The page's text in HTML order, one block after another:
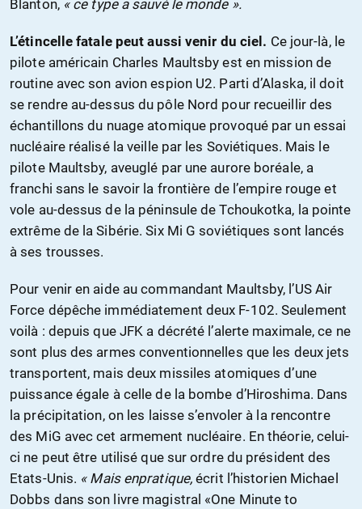
Blanton, « ce type a sauvé le monde ».
L’étincelle fatale peut aussi venir du ciel. Ce jour-là, le
pilote américain Charles Maultsby est en mission de
routine avec son avion espion U2. Parti d’Alaska, il doit
se rendre au-dessus du pôle Nord pour recueillir des
échantillons du nuage atomique provoqué par un essai
nucléaire réalisé la veille par les Soviétiques. Mais le
pilote Maultsby, aveuglé par une aurore boréale, a
franchi sans le savoir la frontière de l’empire rouge et
vole au-dessus de la péninsule de Tchoukotka, la pointe
extrême de la Sibérie. Six Mi G soviétiques sont lancés
à ses trousses.
Pour venir en aide au commandant Maultsby, l’US Air
Force dépêche immédiatement deux F-102. Seulement
voilà : depuis que JFK a décrété l’alerte maximale, ce ne
sont plus des armes conventionnelles que les deux jets
transportent, mais deux missiles atomiques d’une
puissance égale à celle de la bombe d’Hiroshima. Dans
la précipitation, on les laisse s’envoler à la rencontre
des MiG avec cet armement nucléaire. En théorie, celui-
ci ne peut être utilisé que sur ordre du président des
Etats-Unis. « Mais enpratique, écrit l’historien Michael
Dobbs dans son livre magistral «One Minute to